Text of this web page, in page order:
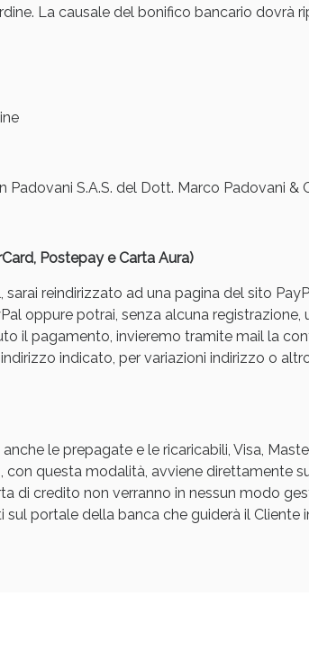
La causale del bonifico bancario dovrà
Padovani S.A.S. del Dott. Marco Padovani &
Postepay e Carta Aura)
reindirizzato ad una pagina del sito
oppure potrai, senza alcuna
il pagamento, invieremo tramite mail la
indicato, per variazioni indirizzo o
le prepagate e le ricaricabili, Visa,
questa modalità, avviene direttamente
di credito non verranno in nessun modo
portale della banca che guiderà il Cliente